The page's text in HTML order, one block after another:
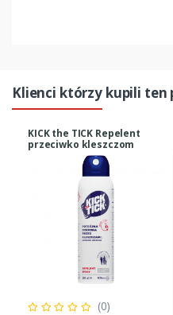
Klienci którzy kupili
KICK the TICK Repelent
przeciwko kleszczom
meszkom i komarom 200ml
(0)